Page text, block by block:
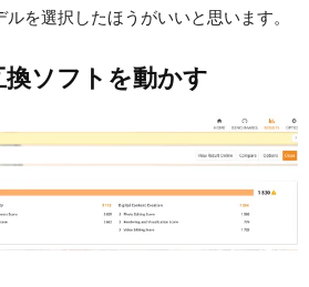
ルを選択したほうがいいと思います。
ソフトを動かす